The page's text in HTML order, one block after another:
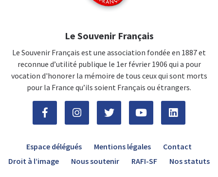
Le Souvenir Français
Le Souvenir Français est une association fondée en 1887 et
reconnue d’utilité publique le 1er février 1906 qui a pour
vocation d'honorer la mémoire de tous ceux qui sont morts
pour la France qu’ils soient Français ou étrangers.
Espace délégués Mentions légales
Contact
Droit à l’image
Nous soutenir RAFI-SF Nos statuts